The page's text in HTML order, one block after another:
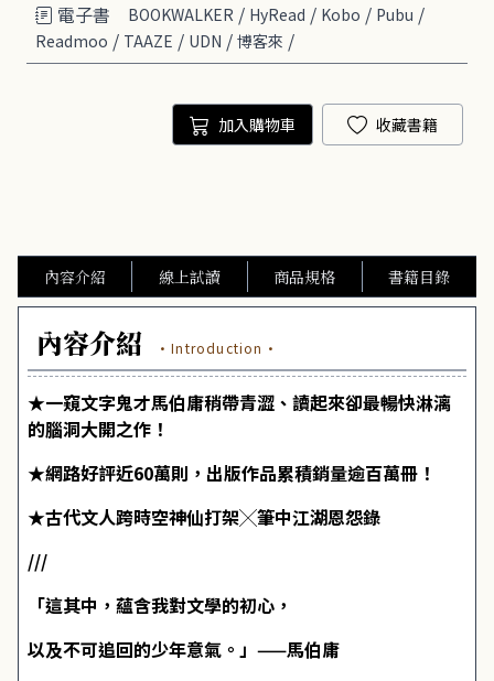
電子書
BOOKWALKER / HyRead / Kobo / Pubu /
Readmoo / TAAZE / UDN / 博客來 /
加入購物車 收藏書籍
內容介紹 線上試讀 商品規格 書籍目錄
內容介紹 ·Introduction·
★一窺文字鬼才馬伯庸稍帶青澀、讀起來卻最暢快淋漓
的腦洞大開之作！
★網路好評近60萬則，出版作品累積銷量逾百萬冊！
★古代文人跨時空神仙打架╳筆中江湖恩怨錄
///
「這其中，蘊含我對文學的初心，
以及不可追回的少年意氣。」——馬伯庸